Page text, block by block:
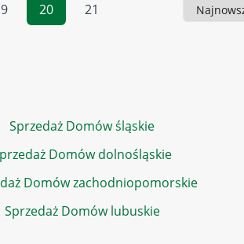
20 21 Sortowanie
Sprzedaż Domów śląskie
Domów dolnośląskie
Domów zachodniopomorskie
Sprzedaż Domów lubuskie